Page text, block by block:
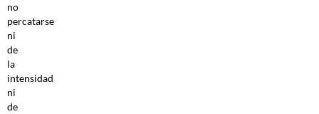
no
percatarse
ni
de
la
intensidad
ni
de